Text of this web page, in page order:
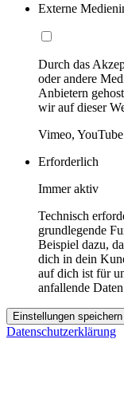
Externe
Durch das
oder andere
Anbietern
wir auf dieser
Vimeo, YouTube
Erforderlich
Immer aktiv
Technisch
grundlegende
Beispiel dazu,
dich in dein
auf dich ist für
anfallende
Einstellungen speichern
Datenschutzerklärung